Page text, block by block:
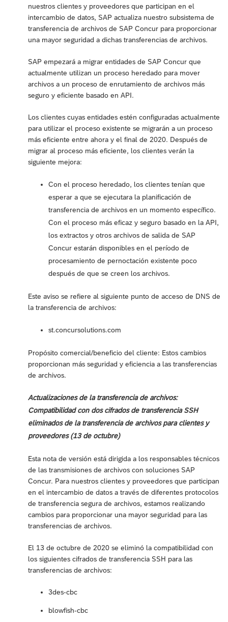
nuestros clientes y proveedores que participan en el
intercambio de datos, SAP actualiza nuestro subsistema de
transferencia de archivos de SAP Concur para proporcionar
una mayor seguridad a dichas transferencias de archivos.
SAP empezará a migrar entidades de SAP Concur que
actualmente utilizan un proceso heredado para mover
archivos a un proceso de enrutamiento de archivos más
seguro y eficiente basado en API.
Los clientes cuyas entidades estén configuradas actualmente
para utilizar el proceso existente se migrarán a un proceso
más eficiente entre ahora y el final de 2020. Después de
migrar al proceso más eficiente, los clientes verán la
siguiente mejora:
Con el proceso heredado, los clientes tenían que
esperar a que se ejecutara la planificación de
transferencia de archivos en un momento específico.
Con el proceso más eficaz y seguro basado en la API,
los extractos y otros archivos de salida de SAP
Concur estarán disponibles en el período de
procesamiento de pernoctación existente poco
después de que se creen los archivos.
Este aviso se refiere al siguiente punto de acceso de DNS de
la transferencia de archivos:
st.concursolutions.com
Propósito comercial/beneficio del cliente: Estos cambios
proporcionan más seguridad y eficiencia a las transferencias
de archivos.
Actualizaciones de la transferencia de archivos:
Compatibilidad con dos cifrados de transferencia SSH
eliminados de la transferencia de archivos para clientes y
proveedores (13 de octubre)
Esta nota de versión está dirigida a los responsables técnicos
de las transmisiones de archivos con soluciones SAP
Concur. Para nuestros clientes y proveedores que participan
en el intercambio de datos a través de diferentes protocolos
de transferencia segura de archivos, estamos realizando
cambios para proporcionar una mayor seguridad para las
transferencias de archivos.
El 13 de octubre de 2020 se eliminó la compatibilidad con
los siguientes cifrados de transferencia SSH para las
transferencias de archivos:
3des-cbc
blowfish-cbc